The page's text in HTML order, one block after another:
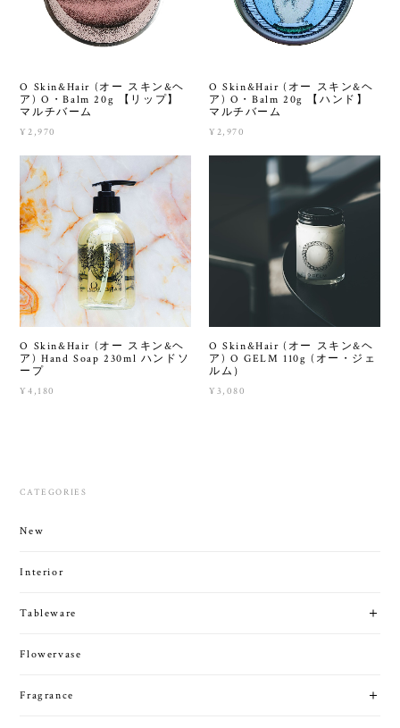
O Skin&Hair (オー スキン&ヘ
ア) O・Balm 20g 【リップ】
マルチバーム
¥2,970
O Skin&Hair (オー スキン&ヘ
ア) O・Balm 20g 【ハンド】
マルチバーム
¥2,970
O Skin&Hair (オー スキン&ヘ
ア) Hand Soap 230ml ハンドソ
ープ
¥4,180
O Skin&Hair (オー スキン&ヘ
ア) O GELM 110g (オー・ジェ
ルム）
¥3,080
CATEGORIES
New
Interior
Tableware
Flowervase
Fragrance